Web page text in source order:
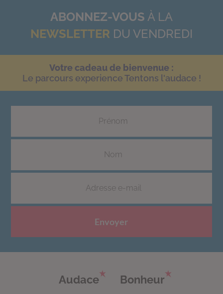
ABONNEZ-VOUS À LA
NEWSLETTER DU VENDREDI
Votre cadeau de bienvenue :
Le parcours experience Tentons l'audace !
Envoyer
Audace Bonheur